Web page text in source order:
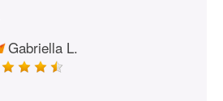
Gabriella L.